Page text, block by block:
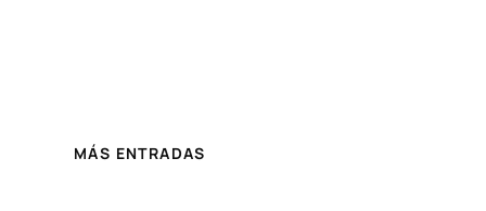
MÁS ENTRADAS